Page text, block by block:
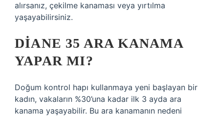
alırsanız, çekilme kanaması veya yırtılma
yaşayabilirsiniz.
DIANE 35 ARA KANAMA
YAPAR MI?
Doğum kontrol hapı kullanmaya yeni başlayan bir
kadın, vakaların %30’una kadar ilk 3 ayda ara
kanama yaşayabilir. Bu ara kanamanın nedeni